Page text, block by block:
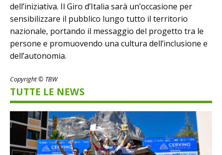
dell’iniziativa. Il Giro d’Italia sarà un’occasione per
sensibilizzare il pubblico lungo tutto il territorio
nazionale, portando il messaggio del progetto tra le
persone e promuovendo una cultura dell’inclusione e
dell’autonomia.
Copyright © TBW
TUTTE LE NEWS